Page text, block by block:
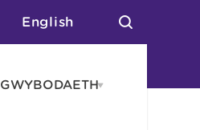
English
GWYBODAETHOpen